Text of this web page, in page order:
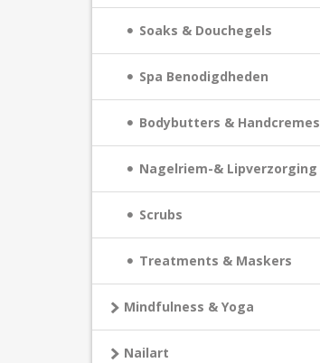
Soaks & Douchegels
Spa Benodigdheden
Bodybutters & Handcremes
Nagelriem-& Lipverzorging
Scrubs
Treatments & Maskers
Mindfulness & Yoga
Nailart